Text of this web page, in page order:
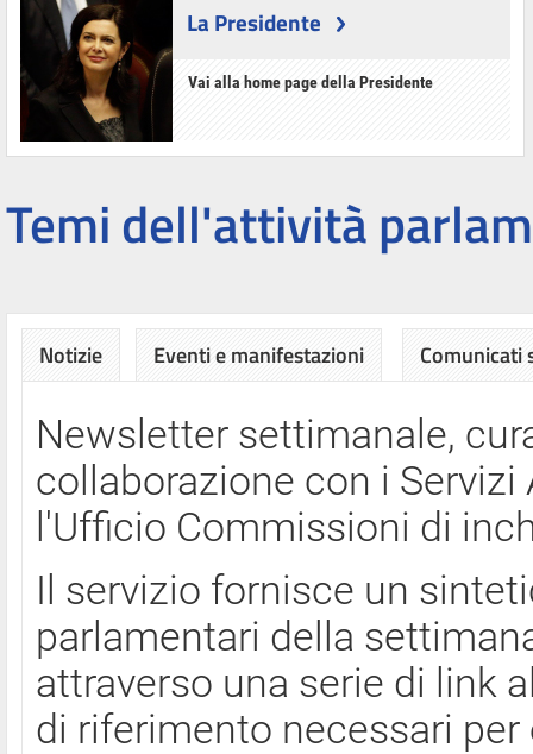
La Presidente
Vai alla home page della Presidente
Temi dell'attività
Notizie Eventi e manifestazioni Comunicati
Newsletter settimanale,
collaborazione con i
l'Ufficio Commissioni di
Il servizio fornisce un
parlamentari della
attraverso una serie di link
di riferimento necessari